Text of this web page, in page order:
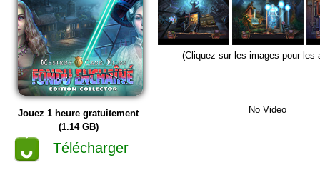
Jouez 1 heure gratuitement
(1.14 GB)
Télécharger
(Cliquez sur les images pour les
No Video